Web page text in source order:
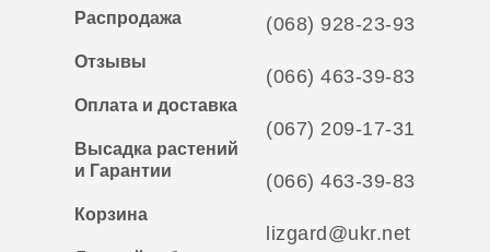
Распродажа
Отзывы
Оплата и доставка
Высадка растений
и Гарантии
Корзина
(068) 928-23-93
(066) 463-39-83
(067) 209-17-31
(066) 463-39-83
lizgard@ukr.net